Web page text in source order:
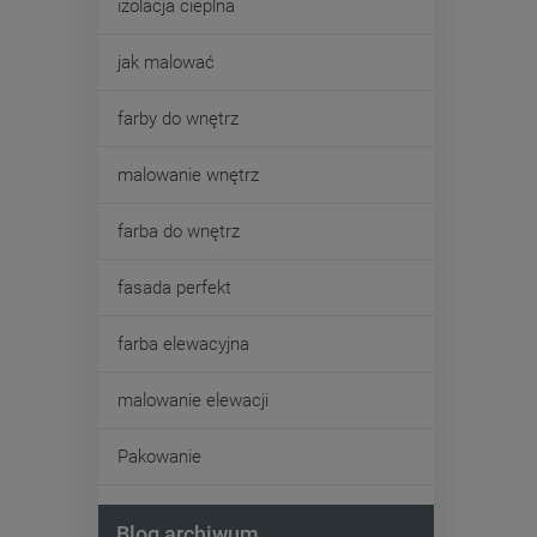
izolacja cieplna
jak malować
farby do wnętrz
malowanie wnętrz
farba do wnętrz
fasada perfekt
farba elewacyjna
malowanie elewacji
Pakowanie